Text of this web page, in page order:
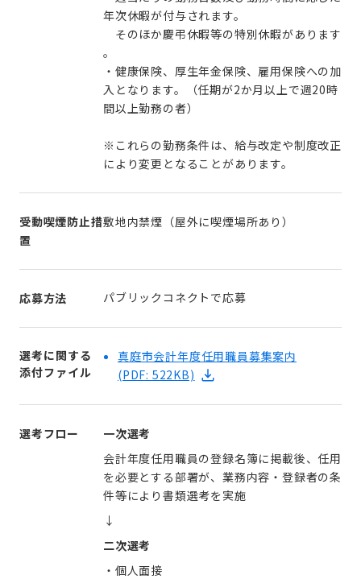
年次休暇が付与されます。
そのほか慶弔休暇等の特別休暇があります
。
・健康保険、厚生年金保険、雇用保険への加
入となります。（任期が2か月以上で週20時
間以上勤務の者）
※これらの勤務条件は、給与改定や制度改正
により変更となることがあります。
受動喫煙防止措
置
敷地内禁煙（屋外に喫煙場所あり）
応募方法 パブリックコネクトで応募
選考に関する
添付ファイル
真庭市会計年度任用職員募集案内
(PDF: 522KB)
選考フロー
一次選考
会計年度任用職員の登録名簿に掲載後、任用
を必要とする部署が、業務内容・登録者の条
件等により書類選考を実施
↓
二次選考
・個人面接